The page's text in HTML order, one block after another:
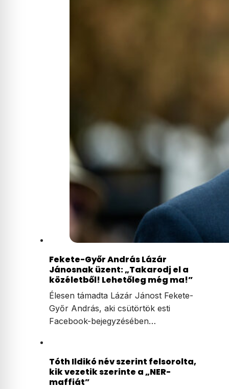
Fekete-Győr András Lázár
Jánosnak üzent: „Takarodj el a
közéletből! Lehetőleg még ma!”
Élesen támadta Lázár Jánost Fekete-
Győr András, aki csütörtök esti
Facebook-bejegyzésében…
Tóth Ildikó név szerint felsorolta,
kik vezetik szerinte a „NER-
maffiát”